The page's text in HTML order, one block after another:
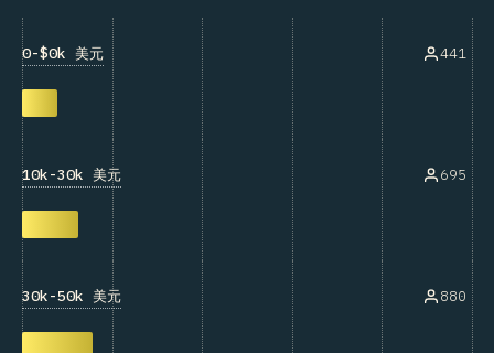
0-$0k 美元 441
10k-30k 美元 695
30k-50k 美元 880